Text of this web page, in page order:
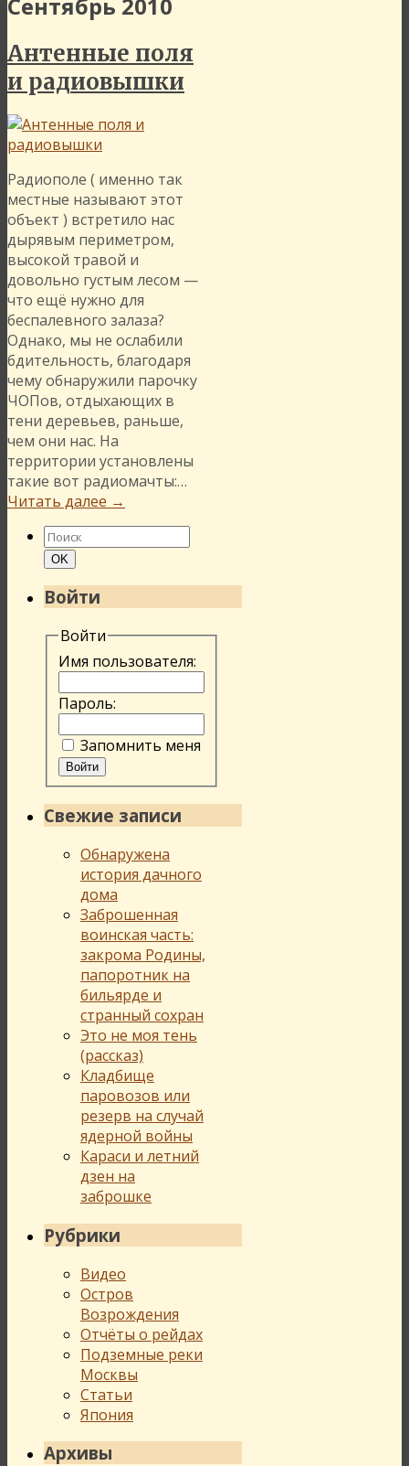
Антенные поля
и радиовышки
Радиополе ( именно так
местные называют этот
объект ) встретило нас
дырявым периметром,
высокой травой и
довольно густым лесом —
что ещё нужно для
беспалевного залаза?
Однако, мы не ослабили
бдительность, благодаря
чему обнаружили парочку
ЧОПов, отдыхающих в
тени деревьев, раньше,
чем они нас. На
территории установлены
такие вот радиомачты:…
Читать далее →
Найти:
Поиск
OK
Войти
Войти
Имя пользователя:
Пароль:
Запомнить меня
Войти
Свежие записи
Обнаружена
история дачного
дома
Заброшенная
воинская часть:
закрома Родины,
папоротник на
бильярде и
странный сохран
Это не моя тень
(рассказ)
Кладбище
паровозов или
резерв на случай
ядерной войны
Караси и летний
дзен на
заброшке
Рубрики
Видео
Остров
Возрождения
Отчёты о рейдах
Подземные реки
Москвы
Статьи
Япония
Архивы